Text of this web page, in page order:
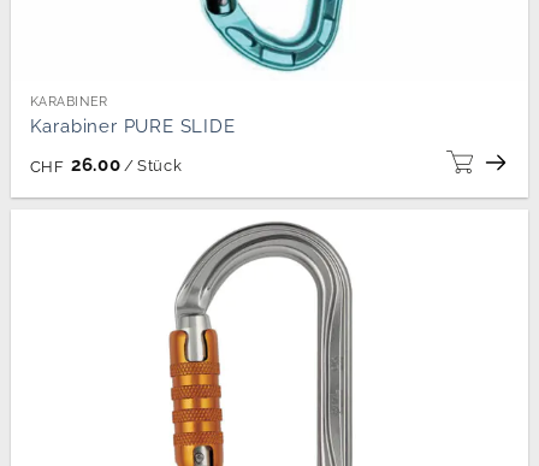
KARABINER
Karabiner PURE SLIDE
CHF 26.00 / Stück